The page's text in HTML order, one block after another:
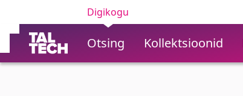
Digikogu
Otsing Kollektsioonid